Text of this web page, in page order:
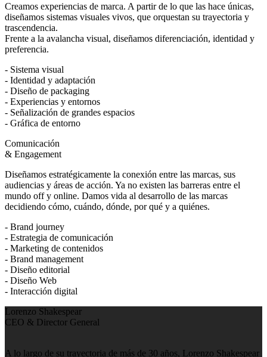
Creamos experiencias de marca. A partir de lo que las hace únicas,
diseñamos sistemas visuales vivos, que orquestan su trayectoria y
trascendencia.
Frente a la avalancha visual, diseñamos diferenciación, identidad y
preferencia.
- Sistema visual
- Identidad y adaptación
- Diseño de packaging
- Experiencias y entornos
- Señalización de grandes espacios
- Gráfica de entorno
Comunicación
& Engagement
Diseñamos estratégicamente la conexión entre las marcas, sus
audiencias y áreas de acción. Ya no existen las barreras entre el
mundo off y online. Damos vida al desarrollo de las marcas
decidiendo cómo, cuándo, dónde, por qué y a quiénes.
- Brand journey
- Estrategia de comunicación
- Marketing de contenidos
- Brand management
- Diseño editorial
- Diseño Web
- Interacción digital
Lorenzo Shakespear
CEO & Director General
A lo largo de su trayectoria de más de 30 años, Lorenzo Shakespear